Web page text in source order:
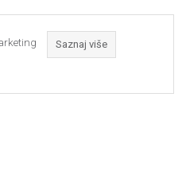
Saznaj više